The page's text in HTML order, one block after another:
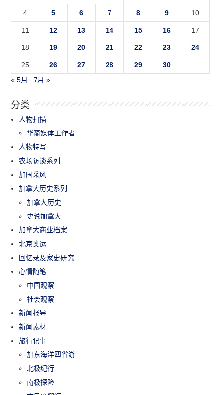
4 5 6 7 8 9 10
11 12 13 14 15 16 17
18 19 20 21 22 23 24
25 26 27 28 29
30
« 5月
7月 »
分类
人物扫描
华裔媒体工作者
人物特写
农场访谈系列
加国采风
加拿大历史系列
加拿大历史
史说加拿大
加拿大商业档案
北京奥运
回忆录及家史研究
心情随笔
中国观察
社会观察
新闻报导
新闻素材
旅行记事
加东海洋四省游
北极纪行
南极探险